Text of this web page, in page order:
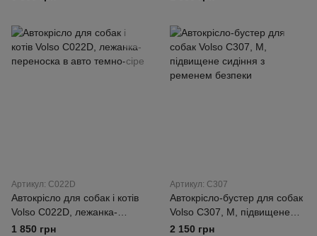
Артикул: C022D
Автокрісло для собак і котів
Volso C022D, лежанка-
переноска в авто темно-сіре
1 850 грн
Артикул: C307
Автокрісло-бустер для собак
Volso C307, M, підвищене
сидіння з ременем безпеки
2 150 грн